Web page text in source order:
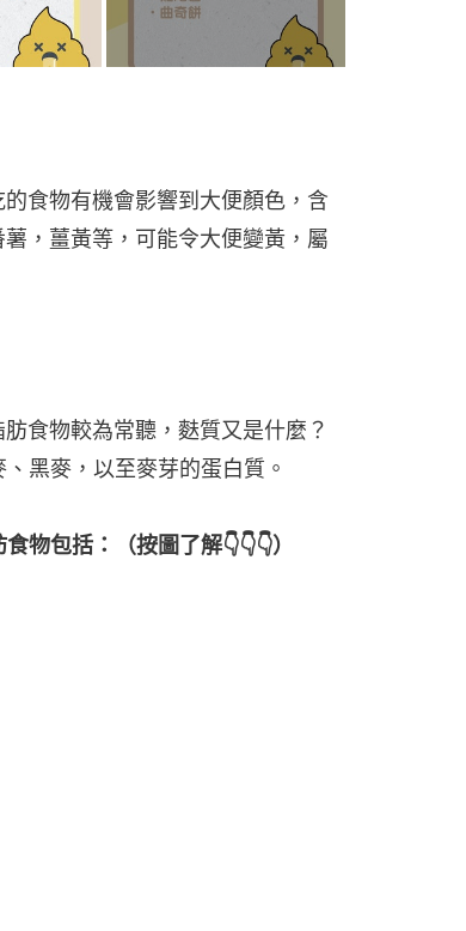
的食物有機會影響到大便顏色，含
，薑黃等，可能令大便變黃，屬
食物較為常聽，麩質又是什麼？
黑麥，以至麥芽的蛋白質。
物包括：（按圖了解👇👇👇）